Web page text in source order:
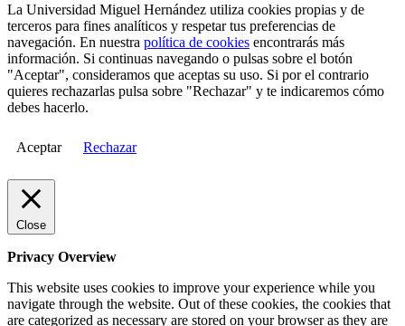
La Universidad Miguel Hernández utiliza cookies propias y de
terceros para fines analíticos y respetar tus preferencias de
navegación. En nuestra política de cookies encontrarás más
información. Si continuas navegando o pulsas sobre el botón
"Aceptar", consideramos que aceptas su uso. Si por el contrario
quieres rechazarlas pulsa sobre "Rechazar" y te indicaremos cómo
debes hacerlo.
Aceptar Rechazar
Close
Privacy Overview
This website uses cookies to improve your experience while you
navigate through the website. Out of these cookies, the cookies that
are categorized as necessary are stored on your browser as they are